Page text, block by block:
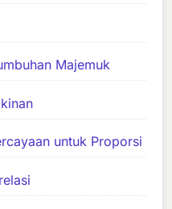
Majemuk
untuk Proporsi